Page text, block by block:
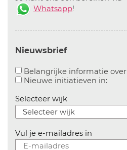
Whatsapp!
Nieuwsbrief
Belangrijke informatie
Nieuwe initiatieven in:
Selecteer wijk
Vul je e-mailadres in